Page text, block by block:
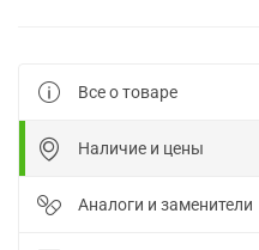
Все о товаре
Наличие и цены
Аналоги и заменители